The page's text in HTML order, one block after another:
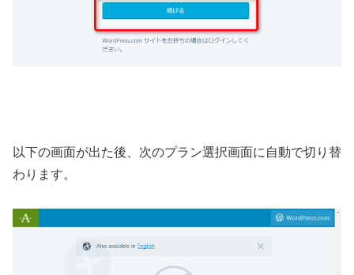
以下の画面が出た後、次のプラン選択画面に自動で切り替
わります。